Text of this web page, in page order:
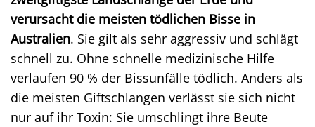
verursacht die meisten tödlichen Bisse in
Australien. Sie gilt als sehr aggressiv und schlägt
schnell zu. Ohne schnelle medizinische Hilfe
verlaufen 90 % der Bissunfälle tödlich. Anders als
die meisten Giftschlangen verlässt sie sich nicht
nur auf ihr Toxin: Sie umschlingt ihre Beute